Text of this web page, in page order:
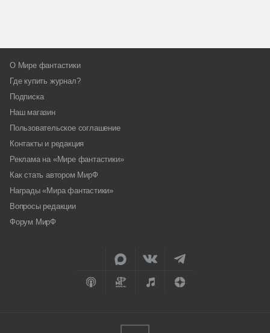
О Мире фантастики
Где купить журнал?
Подписка
Наш магазин
Пользовательское соглашение
Контакты и редакция
Реклама на «Мире фантастики»
Как стать автором МирФ
Награды «Мира фантастики»
Вопросы редакции
Форум МирФ